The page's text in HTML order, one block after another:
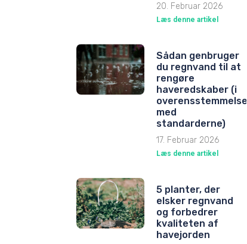
20. Februar 2026
Læs denne artikel
Sådan genbruger
du regnvand til at
rengøre
haveredskaber (i
overensstemmelse
med
standarderne)
17. Februar 2026
Læs denne artikel
5 planter, der
elsker regnvand
og forbedrer
kvaliteten af
havejorden